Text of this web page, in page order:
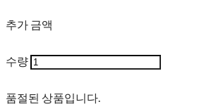
추가 금액
수량
품절된 상품입니다.